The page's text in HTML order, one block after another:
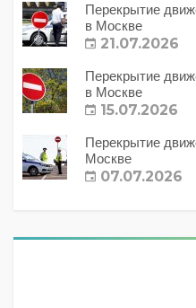
Перекрытие
в Москве
21.07.2026
Перекрытие
в Москве
15.07.2026
Перекрытие
Москве
07.07.2026